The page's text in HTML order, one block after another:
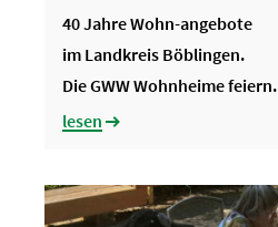
40 Jahre Wohn-angebote
im Landkreis Böblingen.
Die GWW Wohnheime feiern.
lesen